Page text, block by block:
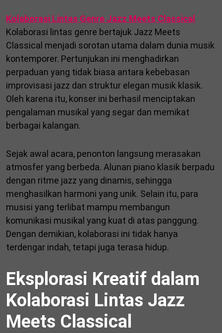
Kolaborasi Lintas Genre Jazz Meets Classical
Kolaborasi lintas genre bertajuk Jazz Meets
Classical menjadi sorotan utama dalam dunia musik
kontemporer. Pertunjukan ini menghadirkan
perpaduan yang tidak biasa antara kebebasan
improvisasi jazz dan struktur elegan musik klasik.
Oleh karena itu, konser ini berhasil menciptakan
pengalaman musikal yang segar dan memikat
berbagai kalangan.
Sejak awal acara, penonton langsung merasakan
atmosfer yang berbeda. Alunan piano klasik berpadu
dengan ritme jazz yang dinamis, sehingga
menghasilkan harmoni yang unik. Selain itu, para
musisi yang terlibat mampu membangun
komunikasi musikal yang kuat di atas panggung.
Dengan demikian, kolaborasi ini tidak hanya
terdengar indah, tetapi juga terasa hidup.
Eksplorasi Kreatif dalam
Kolaborasi Lintas Jazz
Meets Classical